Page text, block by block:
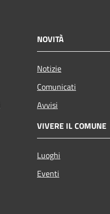
NOVITÀ
Notizie
Comunicati
Avvisi
VIVERE IL COMUNE
Luoghi
Eventi